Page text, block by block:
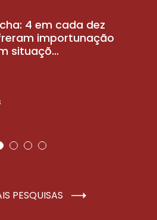
4 em cada dez
importunação
situaçõ...
PESQUISAS